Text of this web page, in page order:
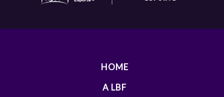
HOME
A LBF